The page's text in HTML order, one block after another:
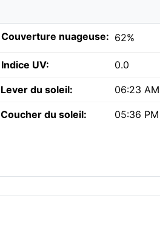
Couverture nuageuse: 62%
Indice UV: 0.0
Lever du soleil: 06:23 AM
Coucher du soleil: 05:36 PM